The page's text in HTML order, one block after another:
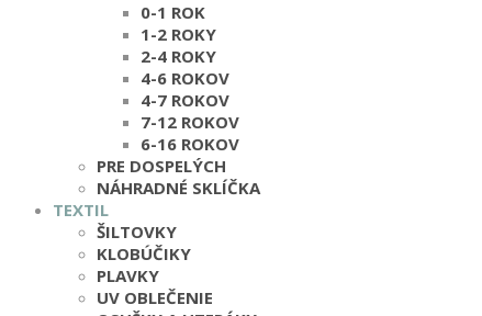
0-1 ROK
1-2 ROKY
2-4 ROKY
4-6 ROKOV
4-7 ROKOV
7-12 ROKOV
6-16 ROKOV
PRE DOSPELÝCH
NÁHRADNÉ SKLÍČKA
TEXTIL
ŠILTOVKY
KLOBÚČIKY
PLAVKY
UV OBLEČENIE